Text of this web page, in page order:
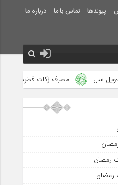
پیوندها تماس با ما درباره ما
فطره در امور فرهنگی
رمضان
رمضان